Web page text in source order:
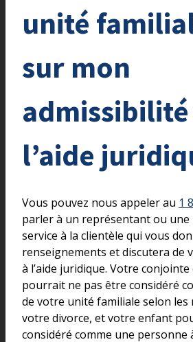
unité
sur mon
admissibilité
l’aide
Vous pouvez nous appeler au 1
parler à un représentant ou
service à la clientèle qui vous
renseignements et discutera de
à l’aide juridique. Votre
pourrait ne pas être considéré
de votre unité familiale selon les
votre divorce, et votre enfant
considéré comme une personne